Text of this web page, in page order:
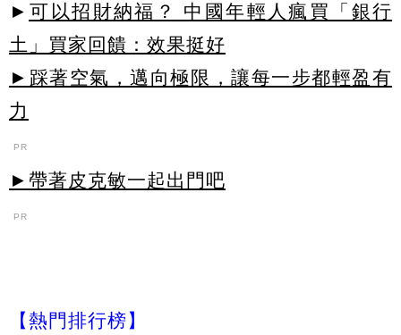
► 可以招財納福？ 中國年輕人瘋買「銀行
土」買家回饋：效果挺好
►踩著空氣，邁向極限，讓每一步都輕盈有
力
PR
►帶著皮克敏一起出門吧
PR
【熱門排行榜】